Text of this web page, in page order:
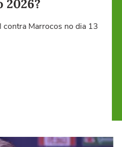
2026?
contra Marrocos no dia 13